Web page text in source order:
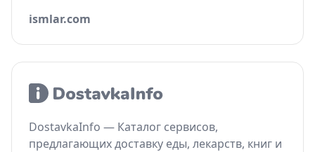
ismlar.com
DostavkaInfo — Каталог сервисов,
предлагающих доставку еды, лекарств, книг и